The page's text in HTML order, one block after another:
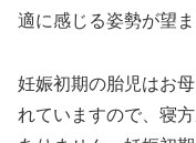
適に感じる姿勢が望
妊娠初期の胎児はお
れていますので、寝